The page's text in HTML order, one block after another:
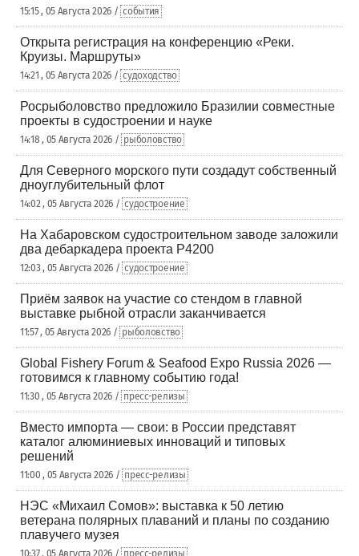
15:15 , 05 Августа 2026 / события
Открыта регистрация на конференцию «Реки.
Круизы. Маршруты»
14:21 , 05 Августа 2026 / судоходство
Росрыболовство предложило Бразилии совместные
проекты в судостроении и науке
14:18 , 05 Августа 2026 / рыболовство
Для Северного морского пути создадут собственный
дноуглубительный флот
14:02 , 05 Августа 2026 / судостроение
На Хабаровском судостроительном заводе заложили
два дебаркадера проекта Р4200
12:03 , 05 Августа 2026 / судостроение
Приём заявок на участие со стендом в главной
выставке рыбной отрасли заканчивается
11:57 , 05 Августа 2026 / рыболовство
Global Fishery Forum & Seafood Expo Russia 2026 —
готовимся к главному событию года!
11:30 , 05 Августа 2026 / пресс-релизы
Вместо импорта — свои: в России представят
каталог алюминиевых инноваций и типовых
решений
11:00 , 05 Августа 2026 / пресс-релизы
НЭС «Михаил Сомов»: выставка к 50 летию
ветерана полярных плаваний и планы по созданию
плавучего музея
10:37 , 05 Августа 2026 / пресс-релизы